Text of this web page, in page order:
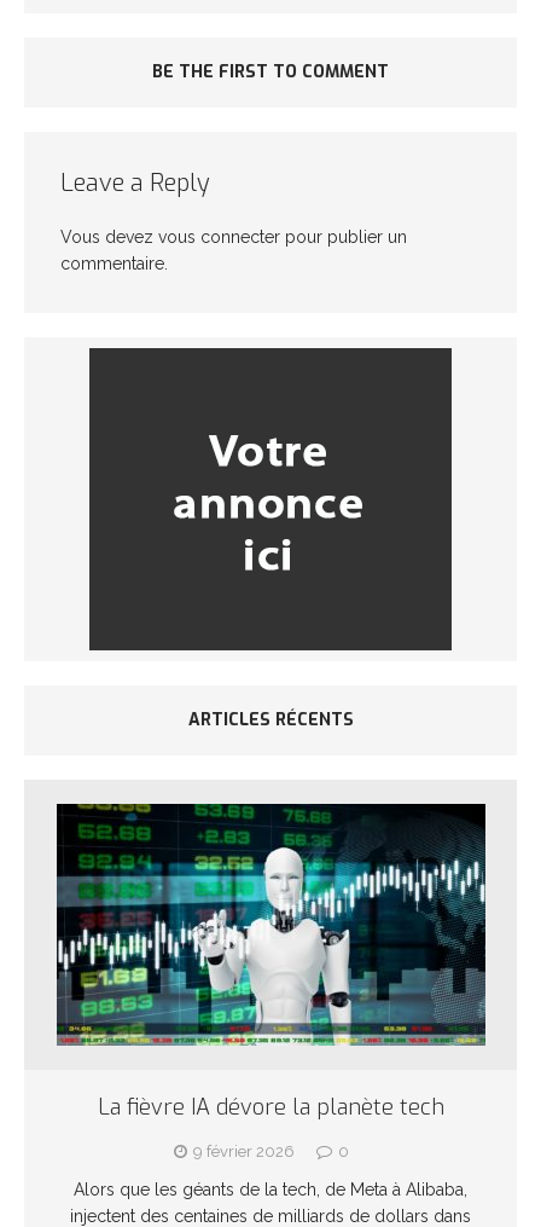
BE THE FIRST TO COMMENT
Leave a Reply
Vous devez vous connecter pour publier un
commentaire.
ARTICLES RÉCENTS
La fièvre IA dévore la planète tech
9 février 2026 0
Alors que les géants de la tech, de Meta à Alibaba,
injectent des centaines de milliards de dollars dans